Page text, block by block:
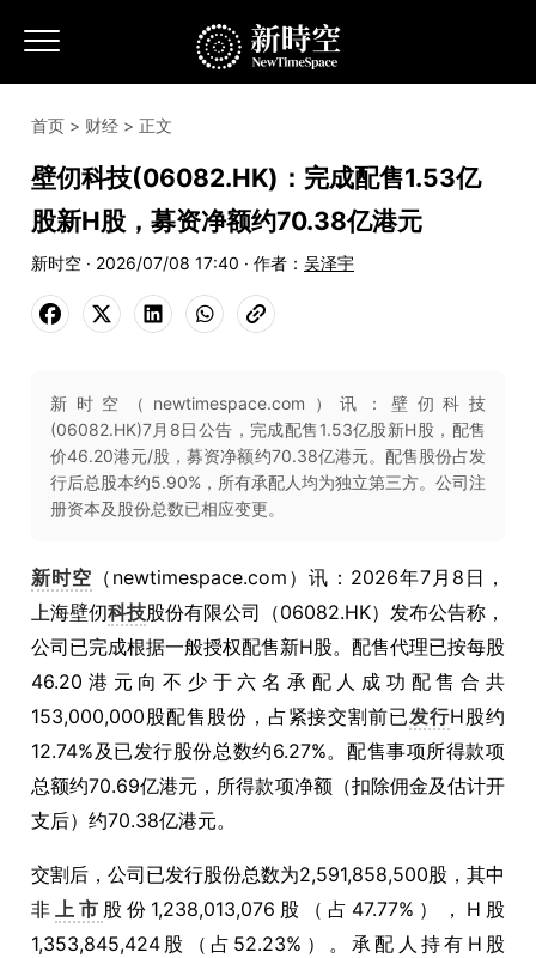
首页 > 财经 > 正文
壁仞科技(06082.HK)：完成配售1.53亿
股新H股，募资净额约70.38亿港元
新时空 · 2026/07/08 17:40 · 作者： 吴泽宇
新时空（newtimespace.com）讯：壁仞科技
(06082.HK)7月8日公告，完成配售1.53亿股新H股，配售
价46.20港元/股，募资净额约70.38亿港元。配售股份占发
行后总股本约5.90%，所有承配人均为独立第三方。公司注
册资本及股份总数已相应变更。
新时空 （newtimespace.com）讯：2026年7月8日，
上海壁仞科技股份有限公司（06082.HK）发布公告称，
公司已完成根据一般授权配售新H股。配售代理已按每股
46.20港元向不少于六名承配人成功配售合共
153,000,000股配售股份，占紧接交割前已发行H股约
12.74%及已发行股份总数约6.27%。配售事项所得款项
总额约70.69亿港元，所得款项净额（扣除佣金及估计开
支后）约70.38亿港元。
交割后，公司已发行股份总数为2,591,858,500股，其中
非 上市 股份1,238,013,076股（占47.77%），H股
1,353,845,424股（占52.23%）。承配人持有H股